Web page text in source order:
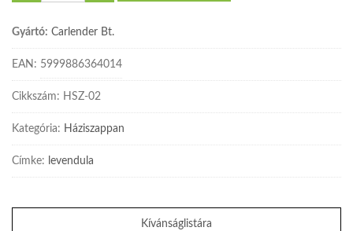
Gyártó: Carlender Bt.
EAN: 5999886364014
Cikkszám: HSZ-02
Kategória: Háziszappan
Címke: levendula
Kívánságlistára